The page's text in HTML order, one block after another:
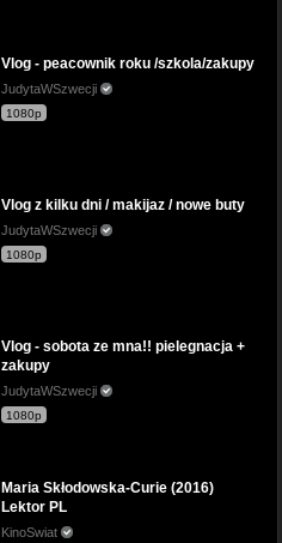
Vlog - peacownik roku /szkola/zakupy
JudytaWSzwecji
1080p
Vlog z kilku dni / makijaz / nowe buty
JudytaWSzwecji
1080p
Vlog - sobota ze mna!! pielegnacja +
zakupy
JudytaWSzwecji
1080p
Maria Skłodowska-Curie (2016)
Lektor PL
KinoSwiat